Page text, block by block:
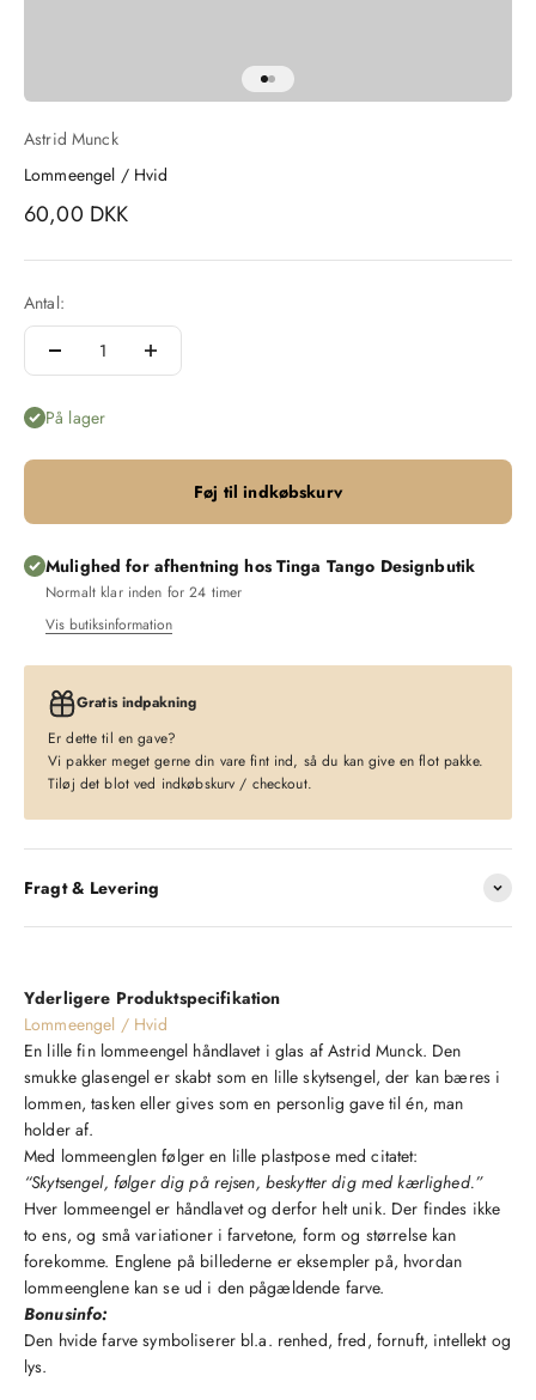
Gå til element 1
Gå til element 2
Astrid Munck
Lommeengel / Hvid
Salgspris
60,00 DKK
Antal:
På lager
Føj til indkøbskurv
Mulighed for afhentning hos Tinga Tango Designbutik
Normalt klar inden for 24 timer
Vis butiksinformation
Gratis indpakning
Er dette til en gave?
Vi pakker meget gerne din vare fint ind, så du kan give en flot pakke.
Tiløj det blot ved indkøbskurv / checkout.
Fragt & Levering
Yderligere Produktspecifikation
Lommeengel / Hvid
En lille fin lommeengel håndlavet i glas af Astrid Munck. Den
smukke glasengel er skabt som en lille skytsengel, der kan bæres i
lommen, tasken eller gives som en personlig gave til én, man
holder af.
Med lommeenglen følger en lille plastpose med citatet:
“Skytsengel, følger dig på rejsen, beskytter dig med kærlighed.”
Hver lommeengel er håndlavet og derfor helt unik. Der findes ikke
to ens, og små variationer i farvetone, form og størrelse kan
forekomme. Englene på billederne er eksempler på, hvordan
lommeenglene kan se ud i den pågældende farve.
Bonusinfo:
Den hvide farve symboliserer bl.a. renhed, fred, fornuft, intellekt og
lys.